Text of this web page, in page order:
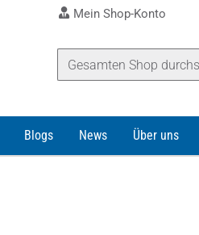
Mein Shop-Konto
Blogs News Über uns